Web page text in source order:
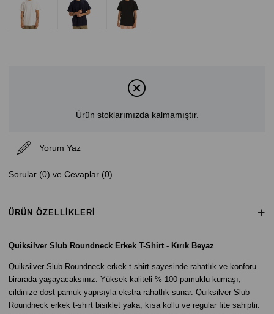
Ürün stoklarımızda kalmamıştır.
Yorum Yaz
Sorular (0) ve Cevaplar (0)
ÜRÜN ÖZELLIKLERI
Quiksilver Slub Roundneck Erkek T-Shirt - Kırık Beyaz
Quiksilver Slub Roundneck erkek t-shirt sayesinde rahatlık ve konforu
birarada yaşayacaksınız. Yüksek kaliteli % 100 pamuklu kumaşı,
cildinize dost pamuk yapısıyla ekstra rahatlık sunar. Quiksilver Slub
Roundneck erkek t-shirt bisiklet yaka, kısa kollu ve regular fite sahiptir.